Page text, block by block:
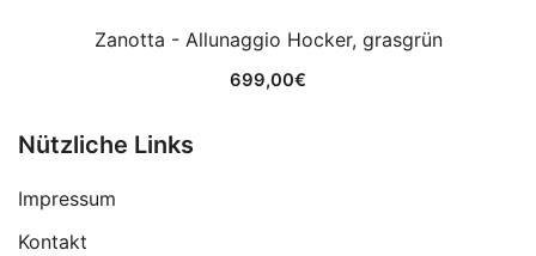
Zanotta - Allunaggio Hocker, grasgrün
699,00€
Nützliche Links
Impressum
Kontakt